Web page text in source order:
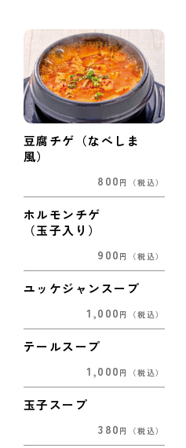
豆腐チゲ（なべしま
風）
800 円 （税込）
ホルモンチゲ
（玉子入り）
900 円 （税込）
ユッケジャンスープ
1,000 円 （税込）
テールスープ
1,000 円 （税込）
玉子スープ
380 円 （税込）